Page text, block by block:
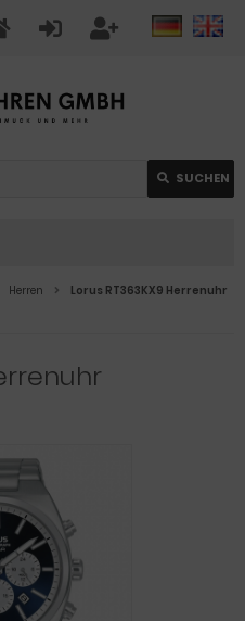
SUCHEN
Herren
Lorus RT363KX9 Herrenuhr